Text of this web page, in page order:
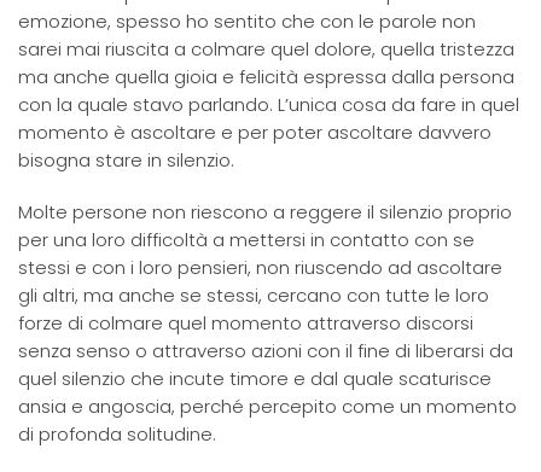
emozione, spesso ho sentito che con le parole non
sarei mai riuscita a colmare quel dolore, quella tristezza
ma anche quella gioia e felicità espressa dalla persona
con la quale stavo parlando. L’unica cosa da fare in quel
momento è ascoltare e per poter ascoltare davvero
bisogna stare in silenzio.
Molte persone non riescono a reggere il silenzio proprio
per una loro difficoltà a mettersi in contatto con se
stessi e con i loro pensieri, non riuscendo ad ascoltare
gli altri, ma anche se stessi, cercano con tutte le loro
forze di colmare quel momento attraverso discorsi
senza senso o attraverso azioni con il fine di liberarsi da
quel silenzio che incute timore e dal quale scaturisce
ansia e angoscia, perché percepito come un momento
di profonda solitudine.